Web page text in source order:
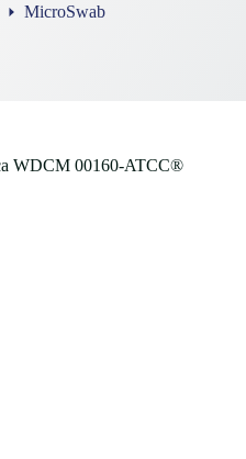
MicroSwab